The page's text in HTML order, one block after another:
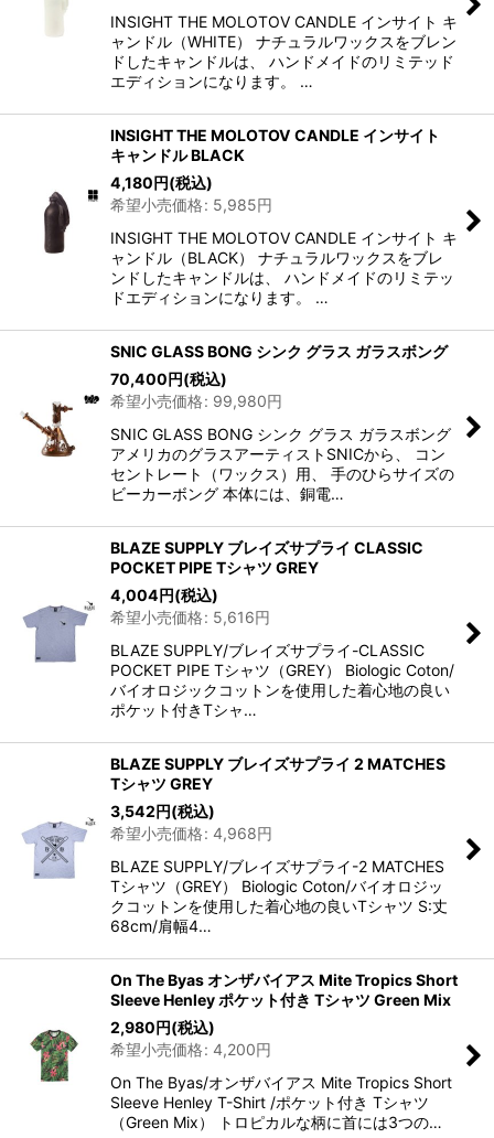
INSIGHT THE MOLOTOV CANDLE インサイト キ
ャンドル（WHITE） ナチュラルワックスをブレン
ドしたキャンドルは、 ハンドメイドのリミテッド
エディションになります。 …
INSIGHT THE MOLOTOV CANDLE インサイト
キャンドル BLACK
4,180円(税込)
希望小売価格: 5,985円
INSIGHT THE MOLOTOV CANDLE インサイト キ
ャンドル（BLACK） ナチュラルワックスをブレ
ンドしたキャンドルは、 ハンドメイドのリミテッ
ドエディションになります。 …
SNIC GLASS BONG シンク グラス ガラスボング
70,400円(税込)
希望小売価格: 99,980円
SNIC GLASS BONG シンク グラス ガラスボング
アメリカのグラスアーティストSNICから、 コン
セントレート（ワックス）用、 手のひらサイズの
ビーカーボング 本体には、銅電…
BLAZE SUPPLY ブレイズサプライ CLASSIC
POCKET PIPE Tシャツ GREY
4,004円(税込)
希望小売価格: 5,616円
BLAZE SUPPLY/ブレイズサプライ-CLASSIC
POCKET PIPE Tシャツ（GREY） Biologic Coton/
バイオロジックコットンを使用した着心地の良い
ポケット付きTシャ…
BLAZE SUPPLY ブレイズサプライ 2 MATCHES
Tシャツ GREY
3,542円(税込)
希望小売価格: 4,968円
BLAZE SUPPLY/ブレイズサプライ-2 MATCHES
Tシャツ（GREY） Biologic Coton/バイオロジッ
クコットンを使用した着心地の良いTシャツ S:丈
68cm/肩幅4…
On The Byas オンザバイアス Mite Tropics Short
Sleeve Henley ポケット付き Tシャツ Green Mix
2,980円(税込)
希望小売価格: 4,200円
On The Byas/オンザバイアス Mite Tropics Short
Sleeve Henley T-Shirt /ポケット付き Tシャツ
（Green Mix） トロピカルな柄に首には3つの…